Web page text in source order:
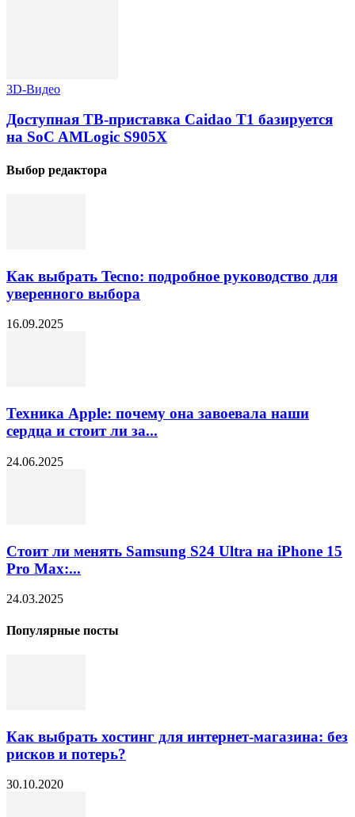
3D-Видео
Доступная ТВ-приставка Caidao T1 базируется
на SoC AMLogic S905X
Выбор редактора
Как выбрать Tecno: подробное руководство для
уверенного выбора
16.09.2025
Техника Apple: почему она завоевала наши
сердца и стоит ли за...
24.06.2025
Стоит ли менять Samsung S24 Ultra на iPhone 15
Pro Max:...
24.03.2025
Популярные посты
Как выбрать хостинг для интернет-магазина: без
рисков и потерь?
30.10.2020